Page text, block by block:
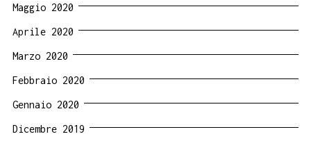
Maggio 2020
Aprile 2020
Marzo 2020
Febbraio 2020
Gennaio 2020
Dicembre 2019